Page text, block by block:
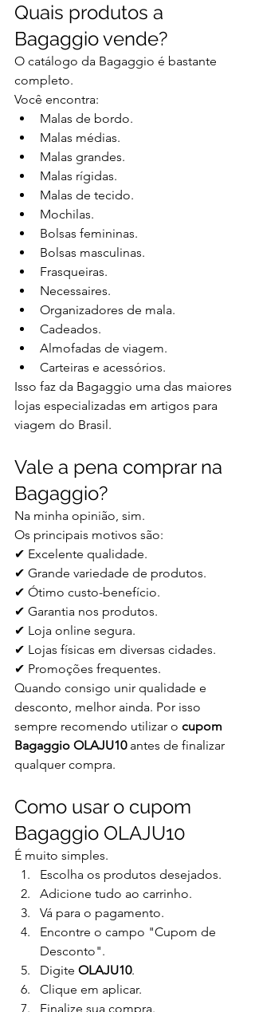
Quais produtos a
Bagaggio vende?
O catálogo da Bagaggio é bastante
completo.
Você encontra:
Malas de bordo.
Malas médias.
Malas grandes.
Malas rígidas.
Malas de tecido.
Mochilas.
Bolsas femininas.
Bolsas masculinas.
Frasqueiras.
Necessaires.
Organizadores de mala.
Cadeados.
Almofadas de viagem.
Carteiras e acessórios.
Isso faz da Bagaggio uma das maiores
lojas especializadas em artigos para
viagem do Brasil.
Vale a pena comprar na
Bagaggio?
Na minha opinião, sim.
Os principais motivos são:
✔ Excelente qualidade.
✔ Grande variedade de produtos.
✔ Ótimo custo-benefício.
✔ Garantia nos produtos.
✔ Loja online segura.
✔ Lojas físicas em diversas cidades.
✔ Promoções frequentes.
Quando consigo unir qualidade e
desconto, melhor ainda. Por isso
sempre recomendo utilizar o cupom
Bagaggio OLAJU10 antes de finalizar
qualquer compra.
Como usar o cupom
Bagaggio OLAJU10
É muito simples.
Escolha os produtos desejados.
Adicione tudo ao carrinho.
Vá para o pagamento.
Encontre o campo "Cupom de
Desconto".
Digite OLAJU10.
Clique em aplicar.
Finalize sua compra.